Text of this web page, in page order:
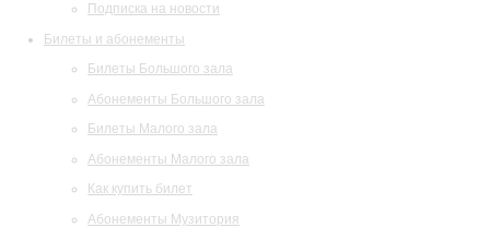
Подписка на новости
Билеты и абонементы
Билеты Большого зала
Абонементы Большого зала
Билеты Малого зала
Абонементы Малого зала
Как купить билет
Абонементы Музитория